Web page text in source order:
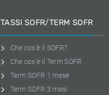
TASSI SOFR/TERM SOFR
Che cos'è il SOFR?
Che cos'è il Term SOFR
Term SOFR 1 mese
Term SOFR 3 mesi